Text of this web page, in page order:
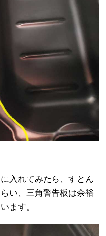
入れてみたら、すとん
い、三角警告板は余裕
ます。